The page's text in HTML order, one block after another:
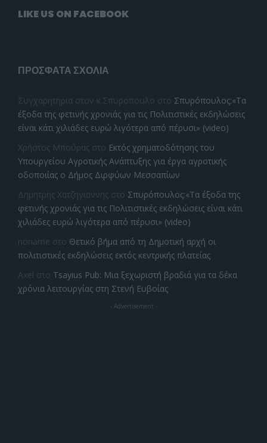
LIKE US ON FACEBOOK
ΠΡΌΣΦΑΤΑ ΣΧΌΛΙΑ
Συγχαρητηρια στον κ.Σπυροπουλο στο Σπυρόπουλος:«Τα
έξοδα της φετινής χρονιάς για τις Πολιτιστικές εκδηλώσεις
είναι κάτι χιλιάδες ευρώ λιγότερα από πέρυσι» (video)
Χρήστος Μπούρας στο Εκτός χρηματοδότησης του
Υπουργείου Αγροτικής Ανάπτυξης για έργα αγροτικής
οδοποιίας ο Δήμος Διρφύων Μεσσαπίων
Δημητρης Χατζηγιαννης στο Σπυρόπουλος:«Τα έξοδα της
φετινής χρονιάς για τις Πολιτιστικές εκδηλώσεις είναι κάτι
χιλιάδες ευρώ λιγότερα από πέρυσι» (video)
noname στο Θετικό βήμα από τη Δημοτική αρχή οι
πολιτιστικές εκδηλώσεις εκτός κεντρικής πλατείας
Axel στο Tsayius Pub: Μια ξεχωριστή βραδιά για τα δέκα
χρόνια λειτουργίας στη Στενή Ευβοίας
- Advertisement -